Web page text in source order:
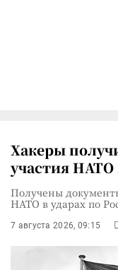
Хакеры
участия НАТО
Получены
НАТО в ударах по
7 августа 2026, 09:15